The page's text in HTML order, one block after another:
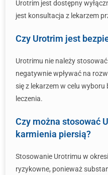
Urotrim jest dostępny
jest konsultacja z lekarzem
Czy Urotrim jest
Urotrimu nie należy
negatywnie wpływać na
się z lekarzem w celu wyboru
leczenia.
Czy można stosować
karmienia piersią?
Stosowanie Urotrimu w
ryzykowne, ponieważ